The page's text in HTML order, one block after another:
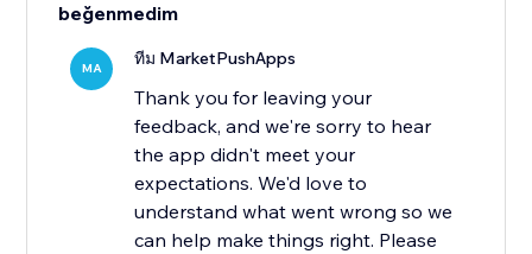
beğenmedim
MA ทีม MarketPushApps
Thank you for leaving your
feedback, and we're sorry to hear
the app didn't meet your
expectations. We'd love to
understand what went wrong so we
can help make things right. Please